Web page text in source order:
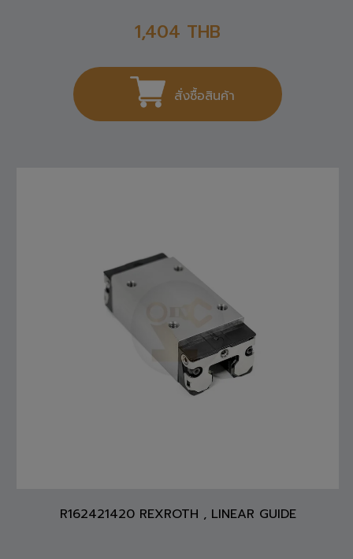
1,404 THB
สั่งซื้อสินค้า
R162421420 REXROTH , LINEAR GUIDE